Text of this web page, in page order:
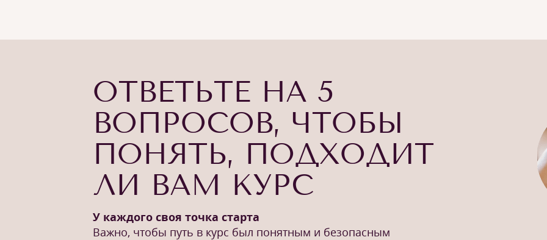
ОТВЕТЬТЕ НА 5
ВОПРОСОВ, ЧТОБЫ
ПОНЯТЬ, ПОДХОДИТ
ЛИ ВАМ КУРС
У каждого своя точка старта
Важно, чтобы путь в курс был понятным и безопасным